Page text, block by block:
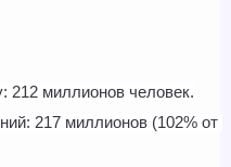
212 миллионов человек.
217 миллионов (102% от